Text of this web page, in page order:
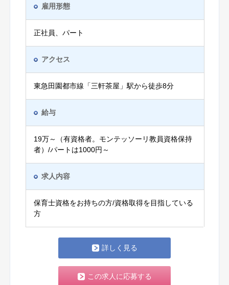
雇用形態
正社員、パート
アクセス
東急田園都市線「三軒茶屋」駅から徒歩8分
給与
19万～（有資格者。モンテッソーリ教員資格保持
者）/パートは1000円～
求人内容
保育士資格をお持ちの方/資格取得を目指している
方
詳しく見る
この求人に応募する